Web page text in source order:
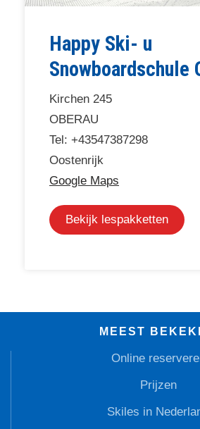
Happy Ski- u
Snowboardschule
Kirchen 245
OBERAU
Tel: +43547387298
Oostenrijk
Google Maps
Bekijk lespakketten
MEEST
Online
Prijzen
Skiles in